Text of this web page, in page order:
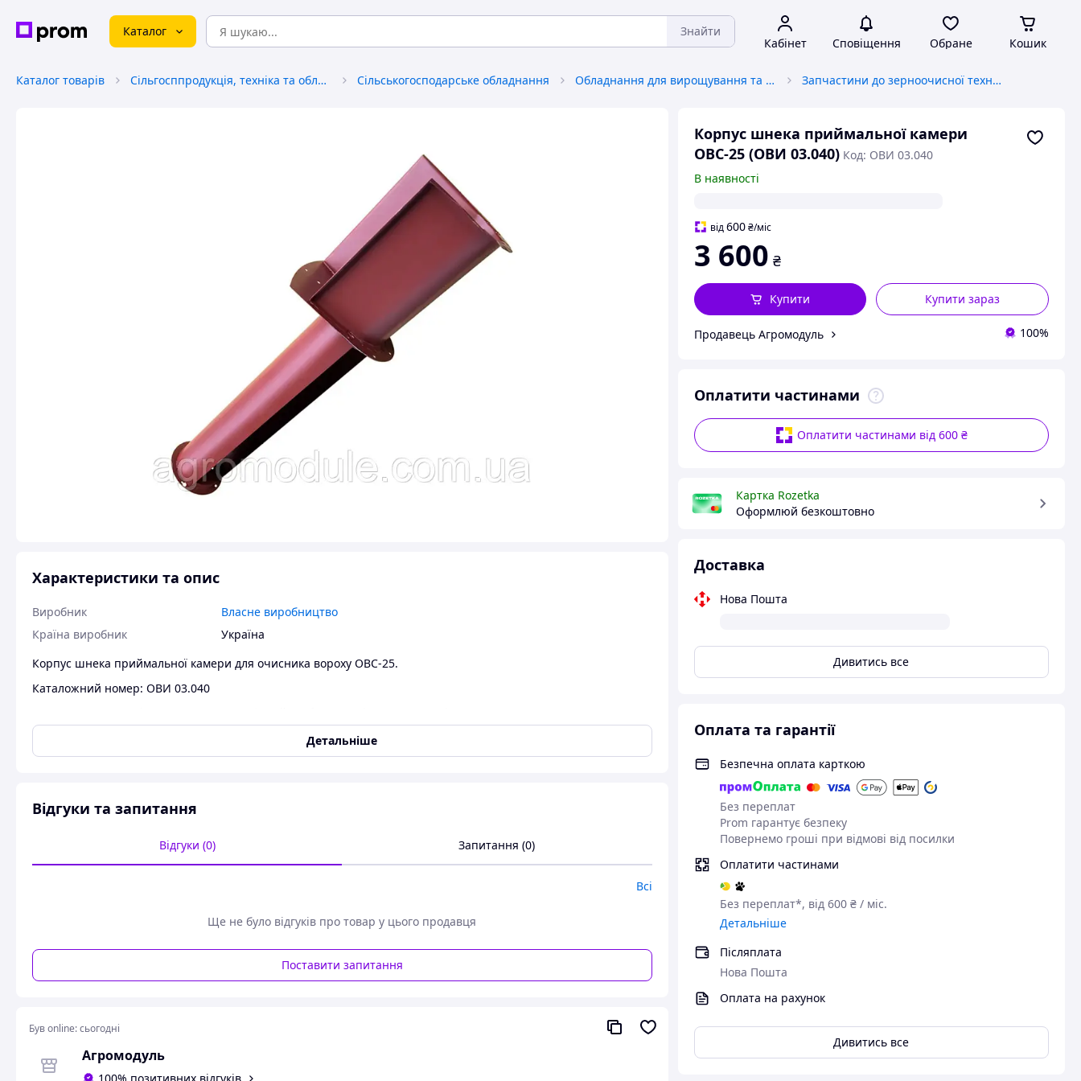
Каталог Знайти
Кабінет Сповіщення Обране Кошик
Каталог товарів Сільгосппродукція, техніка та обладнання Сільськогосподарське обладнання Обладнання для вирощування та переробки зерна Запчастини до зерноочисної техніки
Корпус шнека приймальної камери
ОВС-25 (ОВИ 03.040) Код: ОВИ 03.040
В наявності
від600 ₴/міс
3 600 ₴
Купити зараз
Купити
Продавець Агромодуль 100%
Оплатити частинами
Оплатити частинами від 600 ₴
Картка Rozetka
Оформлюй безкоштовно
Доставка
Нова Пошта
Дивитись все
Оплата та гарантії
Безпечна оплата карткою
Без переплат
Prom гарантує безпеку
Повернемо гроші при відмові від посилки
Оплатити частинами
Без переплат*, від 600 ₴ / міс.
Детальніше
Післяплата
Нова Пошта
Оплата на рахунок
Дивитись все
Характеристики та опис
Виробник
Власне виробництво
Країна виробник
Україна
Корпус шнека приймальної камери для очисника вороху ОВС-25.
Каталожний номер: ОВИ 03.040
проконсультують.
Детальніше
Відгуки та запитання
Відгуки (0) Запитання (0)
Всі
Ще не було відгуків про товар у цього продавця
Поставити запитання
Був online:сьогодні
Агромодуль